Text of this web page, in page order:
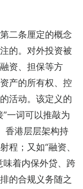
二条厘定的概念
的。对外投资被
资、担保等方
产的所有权、控
活动。该定义的
”一词可以推敲为
香港层层架构持
程；又如“融资、
味着内保外贷、跨
的合规义务随之